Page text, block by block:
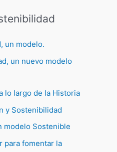
un modelo.
un nuevo modelo
lo largo de la Historia
y Sostenibilidad
modelo Sostenible
para fomentar la